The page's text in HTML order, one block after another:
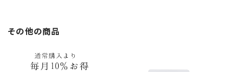
その他の商品